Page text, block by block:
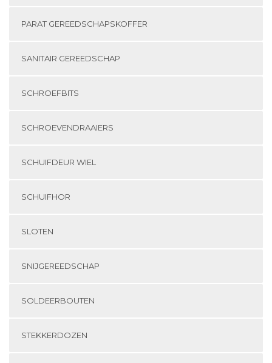
PARAT GEREEDSCHAPSKOFFER
SANITAIR GEREEDSCHAP
SCHROEFBITS
SCHROEVENDRAAIERS
SCHUIFDEUR WIEL
SCHUIFHOR
SLOTEN
SNIJGEREEDSCHAP
SOLDEERBOUTEN
STEKKERDOZEN